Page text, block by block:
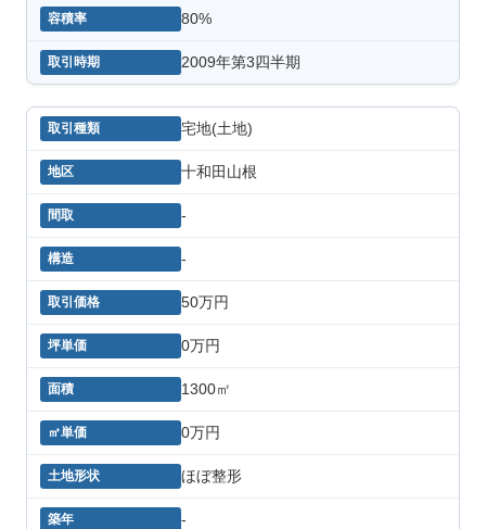
80%
2009年第3四半期
宅地(土地)
十和田山根
-
-
50万円
0万円
1300㎡
0万円
ほぼ整形
-